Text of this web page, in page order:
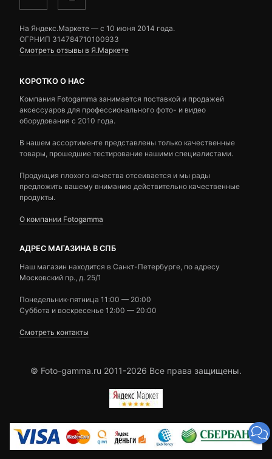
На Яндекс.Маркете — c 10 июня 2014 года.
ОГРНИП 314784710100933
Смотреть отзывы в Я.Маркете
КОРОТКО О НАС
Компания Fotogamma занимается поставкой и продажей
аксессуаров для профессионального фото- и видео
оборудования с 2010 года.
В нашем ассортименте представлены только качественные
товары, прошедшие тестирование нашими специалистами.
Продукция плохого качества отсеивается и мы рады
предложить вашему вниманию действительно качественные
продукты.
О компании Fotogamma
АДРЕС МАГАЗИНА В СПБ
Наш магазин находится в Санкт-Петербурге, по адресу
Московский пр., д. 25/1
Понедельник-пятница 11:00 — 20:00
Суббота и воскресенье 12:00 — 20:00
Смотреть контакты
© Foto-gamma.ru 2011-2026 Все права защищены.